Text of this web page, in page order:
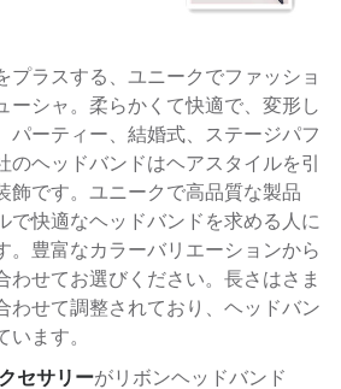
プラスする、ユニークでファッショ
ーシャ。柔らかくて快適で、変形し
パーティー、結婚式、ステージパフ
のヘッドバンドはヘアスタイルを引
飾です。ユニークで高品質な製品
で快適なヘッドバンドを求める人に
。豊富なカラーバリエーションから
わせてお選びください。長さはさま
わせて調整されており、ヘッドバン
います。
セサリーがリボンヘッドバンド